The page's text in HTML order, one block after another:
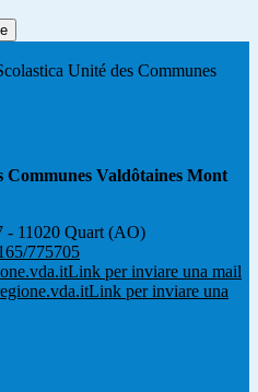
Unité des Communes
Communes Valdôtaines Mont
- 11020 Quart (AO)
775705
Link per inviare una mail
Link per inviare una